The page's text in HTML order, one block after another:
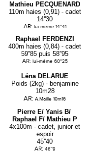
Mathieu PECQUENARD
110m haies (0,91) - cadet
14''30
AR: lui-meme 14''41
Raphael FERDENZI
400m haies (0,84) - cadet
59''85 puis 58''95
AR: lui-même 60''25
Léna DELARUE
Poids (2kg) - benjamine
10m28
AR: A.Maille 10m16
Pierre E/ Yanis B/
Raphael F/ Mathieu P
4x100m - cadet, junior et
espoir
45''40
AR: 46''9